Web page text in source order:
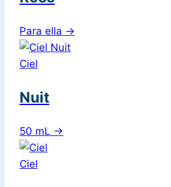
Para ella →
Ciel
Nuit
50 mL →
Ciel